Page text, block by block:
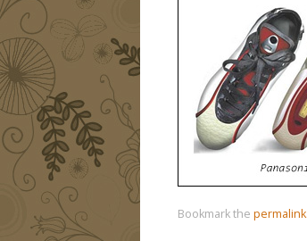
Bookmark the permalink.